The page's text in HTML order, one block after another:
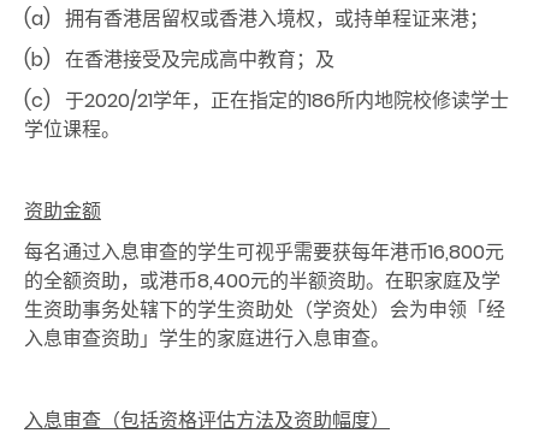
(a) 拥有香港居留权或香港入境权，或持单程证来港；
(b) 在香港接受及完成高中教育；及
(c) 于2020/21学年，正在指定的186所内地院校修读学士
学位课程。
资助金额
每名通过入息审查的学生可视乎需要获每年港币16,800元
的全额资助，或港币8,400元的半额资助。在职家庭及学
生资助事务处辖下的学生资助处（学资处）会为申领「经
入息审查资助」学生的家庭进行入息审查。
入息审查（包括资格评估方法及资助幅度）